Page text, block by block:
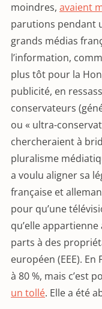
moindres, avaient
parutions pendant
grands médias
l’information,
plus tôt pour la
publicité, en
conservateurs
ou « ultra-
chercheraient à
pluralisme
a voulu aligner sa
française et
pour qu’une
qu’elle appartienne
parts à des
européen (EEE).
à 80 %, mais c’est
un tollé. Elle a été